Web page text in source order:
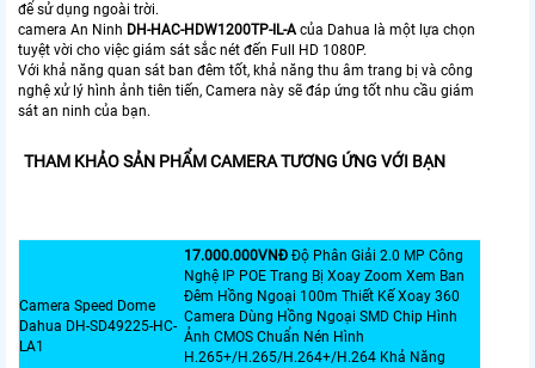
để sử dụng ngoài trời.
camera An Ninh DH-HAC-HDW1200TP-IL-Acủa Dahua là một lựa chọn
tuyệt vời cho việc giám sát sắc nét đến Full HD 1080P.
Với khả năng quan sát ban đêm tốt, khả năng thu âm trang bị và công
nghệ xử lý hình ảnh tiên tiến, Camera này sẽ đáp ứng tốt nhu cầu giám
sát an ninh của bạn.
THAM KHẢO SẢN PHẨM CAMERA TƯƠNG ỨNG VỚI BẠN
Camera Speed Dome
Dahua DH-SD49225-HC-
LA1
17.000.000VNÐ Độ Phân Giải 2.0 MP Công
Nghệ IP POE Trang Bị Xoay Zoom Xem Ban
Đêm Hồng Ngoại 100m Thiết Kế Xoay 360
Camera Dùng Hồng Ngoại SMD Chip Hình
Ảnh CMOS Chuẩn Nén Hình
H.265+/H.265/H.264+/H.264 Khả Năng